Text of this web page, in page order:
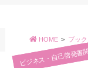
HOME ブッ
ビジネス・自己啓発書